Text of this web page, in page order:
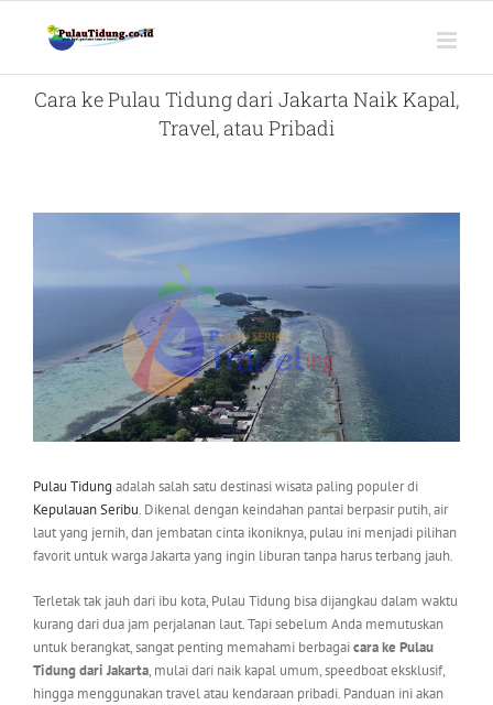
Cara ke Pulau Tidung dari Jakarta Naik Kapal,
Travel, atau Pribadi
Pulau Tidung adalah salah satu destinasi wisata paling populer di
Kepulauan Seribu. Dikenal dengan keindahan pantai berpasir putih, air
laut yang jernih, dan jembatan cinta ikoniknya, pulau ini menjadi pilihan
favorit untuk warga Jakarta yang ingin liburan tanpa harus terbang jauh.
Terletak tak jauh dari ibu kota, Pulau Tidung bisa dijangkau dalam waktu
kurang dari dua jam perjalanan laut. Tapi sebelum Anda memutuskan
untuk berangkat, sangat penting memahami berbagaicara ke Pulau
Tidung dari Jakarta, mulai dari naik kapal umum, speedboat eksklusif,
hingga menggunakan travel atau kendaraan pribadi. Panduan ini akan